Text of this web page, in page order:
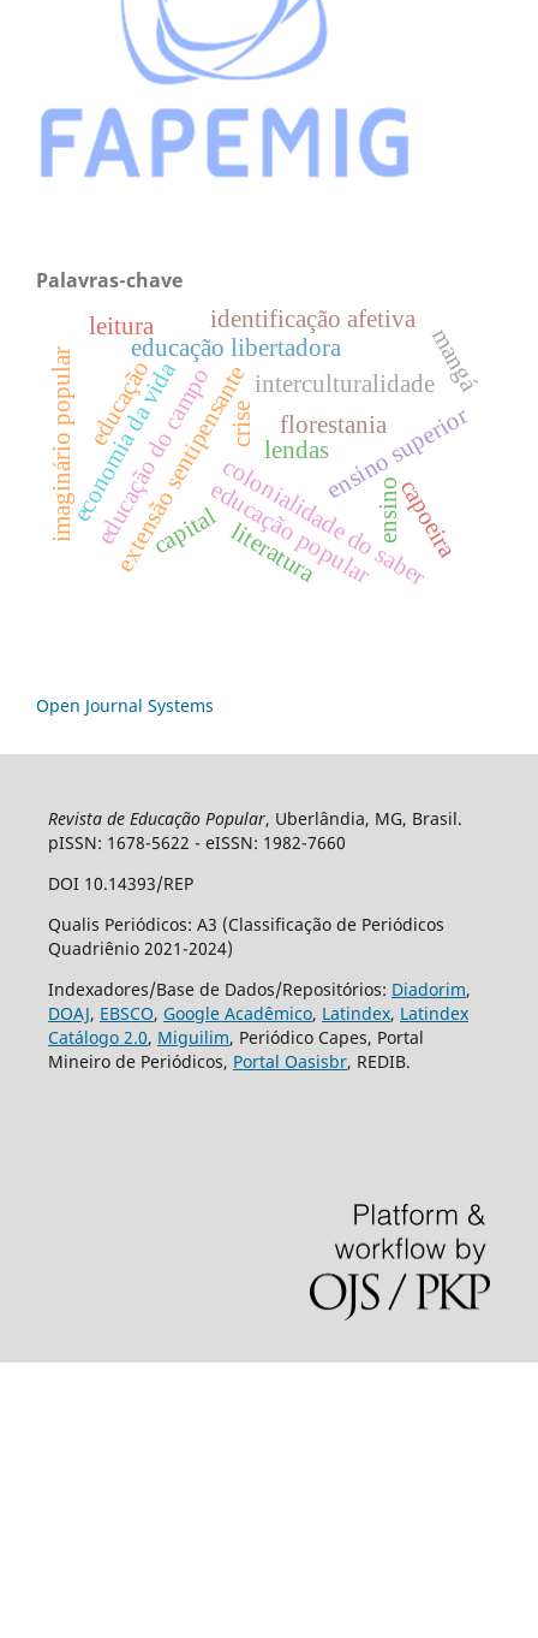
Palavras-chave
extensão sentipensantecolonialidade do saber
educação libertadora
florestania
educação do campo interculturalidade
ensino superior
economia da vida
educação popular
crise
capital ensino
literatura
educação mangá
leitura identificação afetiva
imaginário popular capoeira
lendas
Open Journal Systems
Revista de Educação Popular, Uberlândia, MG, Brasil.
pISSN: 1678-5622 - eISSN: 1982-7660
DOI 10.14393/REP
Qualis Periódicos: A3 (Classificação de Periódicos
Quadriênio 2021-2024)
Indexadores/Base de Dados/Repositórios: Diadorim,
DOAJ, EBSCO, Google Acadêmico, Latindex, Latindex
Catálogo 2.0, Miguilim, Periódico Capes, Portal
Mineiro de Periódicos, Portal Oasisbr, REDIB.